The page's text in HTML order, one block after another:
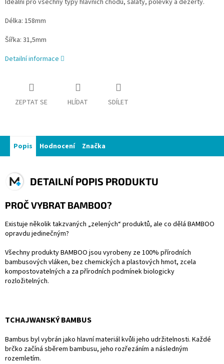
Ideální pro všechny typy hlavních chodů, saláty, polévky a dezerty.
Délka: 158mm
Šířka: 31,5mm
Detailní informace
ZEPTAT SE HLÍDAT SDÍLET
Popis Hodnocení Značka
DETAILNÍ POPIS PRODUKTU
PROČ VYBRAT BAMBOO?
Existuje několik takzvaných „zelených“ produktů, ale co dělá BAMBOO
opravdu jedinečným?
Všechny produkty BAMBOO jsou vyrobeny ze 100% přírodních
bambusových vláken, bez chemických a plastových hmot, zcela
kompostovatelných a za přírodních podmínek biologicky
rozložitelných.
TCHAJWANSKÝ BAMBUS
Bambus byl vybrán jako hlavní materiál kvůli jeho udržitelnosti. Každé
brčko začíná sběrem bambusu, jeho rozřezáním a následným
rozemletím.